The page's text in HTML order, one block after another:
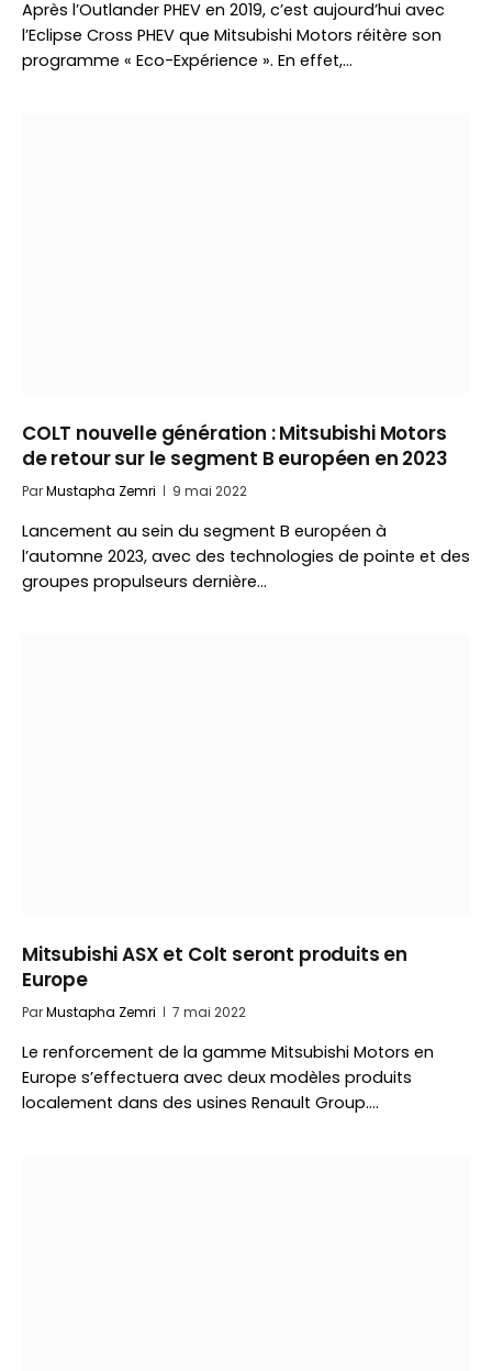
Après l’Outlander PHEV en 2019, c’est aujourd’hui avec
l’Eclipse Cross PHEV que Mitsubishi Motors réitère son
programme « Eco-Expérience ». En effet,…
COLT nouvelle génération : Mitsubishi Motors
de retour sur le segment B européen en 2023
ParMustapha Zemri 9 mai 2022
Lancement au sein du segment B européen à
l’automne 2023, avec des technologies de pointe et des
groupes propulseurs dernière…
Mitsubishi ASX et Colt seront produits en
Europe
ParMustapha Zemri 7 mai 2022
Le renforcement de la gamme Mitsubishi Motors en
Europe s’effectuera avec deux modèles produits
localement dans des usines Renault Group.…